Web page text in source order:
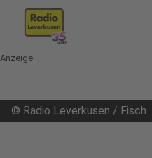
Anzeige
© Radio Leverkusen / Fisch